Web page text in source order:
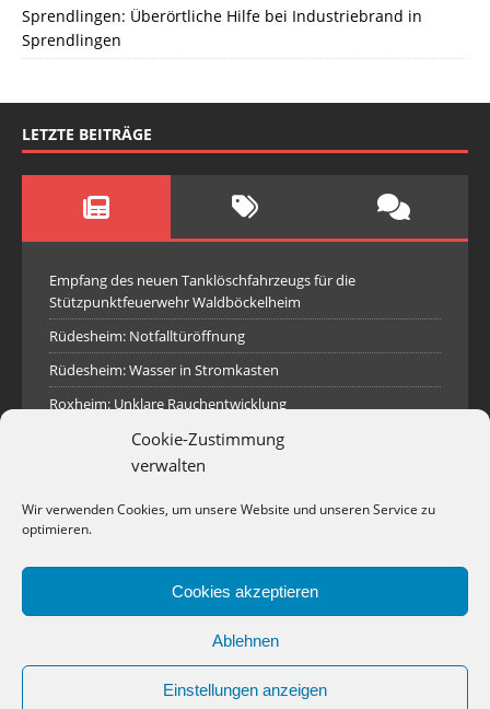
Cookie-Zustimmung
verwalten
Wir verwenden Cookies, um unsere Website und unseren Service zu
optimieren.
Cookies akzeptieren
Ablehnen
Einstellungen anzeigen
Sprendlingen: Überörtliche Hilfe bei Industriebrand in
Sprendlingen
LETZTE BEITRÄGE
Empfang des neuen Tanklöschfahrzeugs für die
Stützpunktfeuerwehr Waldböckelheim
Rüdesheim: Notfalltüröffnung
Rüdesheim: Wasser in Stromkasten
Roxheim: Unklare Rauchentwicklung
Sprendlingen: Überörtliche Hilfe bei Industriebrand in
Sprendlingen
Rüdesheim: Aufgerissener Dieseltank
Industriepark Pferdsfeld: Brand eines Holzpolter